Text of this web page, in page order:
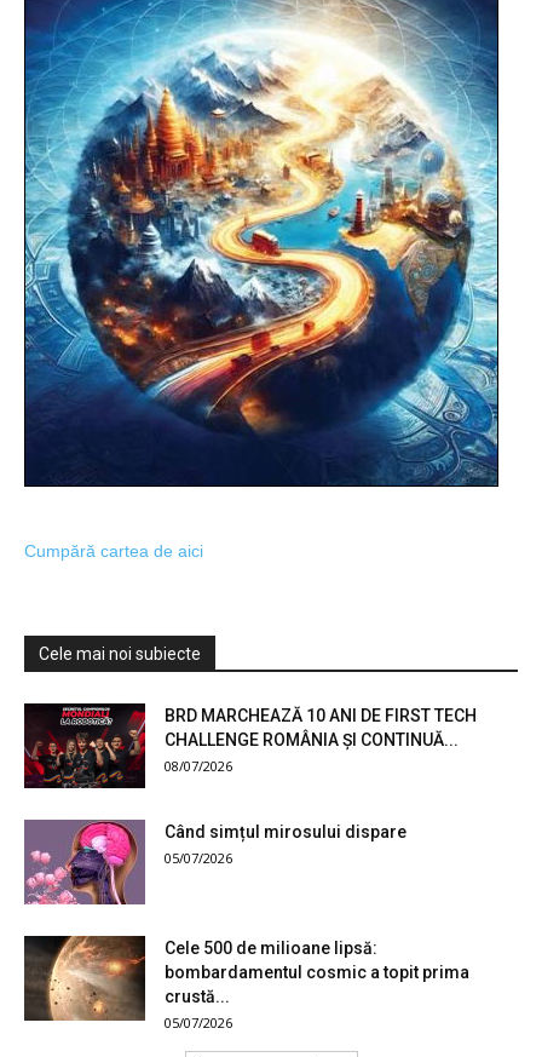
Cumpără cartea de aici
Cele mai noi subiecte
BRD MARCHEAZĂ 10 ANI DE FIRST TECH
CHALLENGE ROMÂNIA ȘI CONTINUĂ...
08/07/2026
Când simțul mirosului dispare
05/07/2026
Cele 500 de milioane lipsă:
bombardamentul cosmic a topit prima
crustă...
05/07/2026